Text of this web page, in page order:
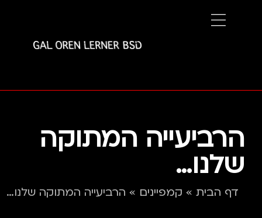
הרביעייה המתוקה
שלנו…
דף הבית » קמפיינים » הרביעייה המתוקה שלנו…